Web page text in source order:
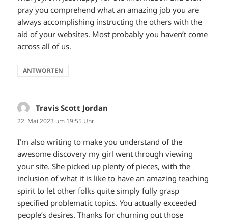
pray you comprehend what an amazing job you are
always accomplishing instructing the others with the
aid of your websites. Most probably you haven’t come
across all of us.
ANTWORTEN
Travis Scott Jordan
22. Mai 2023 um 19:55 Uhr
I’m also writing to make you understand of the
awesome discovery my girl went through viewing
your site. She picked up plenty of pieces, with the
inclusion of what it is like to have an amazing teaching
spirit to let other folks quite simply fully grasp
specified problematic topics. You actually exceeded
people’s desires. Thanks for churning out those